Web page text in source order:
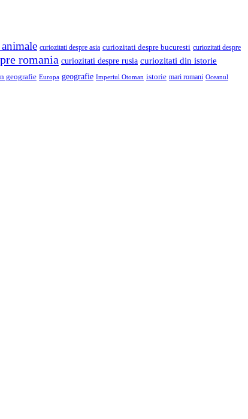
curiozitati despre asia curiozitati despre bucuresti curiozitati despre
romania curiozitati despre rusia curiozitati din istorie
geografie Europa geografie Imperiul Otoman istorie mari romani Oceanul